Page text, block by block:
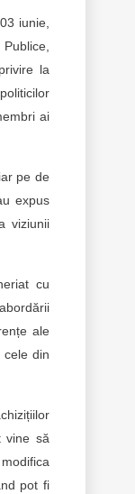
iunie,
la
ai
pe de
expus
viziunii
cu
ale
cele din
vine să
pot fi